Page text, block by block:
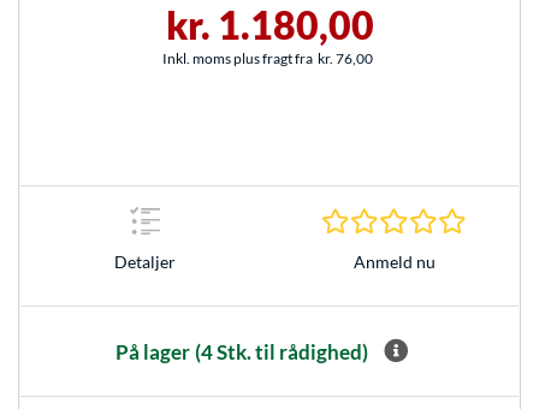
kr. 1.180,00
Inkl. moms plus fragt fra kr. 76,00
Detaljer Anmeld nu
På lager (4 Stk. til rådighed)